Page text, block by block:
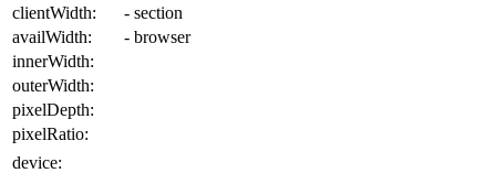
clientWidth:
- section
availWidth:
- browser
innerWidth:
outerWidth:
pixelDepth:
pixelRatio:
device: